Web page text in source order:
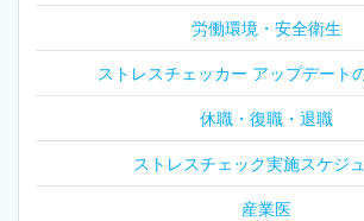
労働環境・安全衛生
ストレスチェッカー アップデート
休職・復職・退職
ストレスチェック実施スケジ
産業医